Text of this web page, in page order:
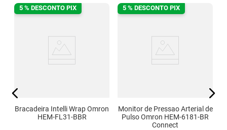
5 % DESCONTO PIX
Bracadeira Intelli Wrap Omron
HEM-FL31-BBR
5 % DESCONTO PIX
Monitor de Pressao Arterial de
Pulso Omron HEM-6181-BR
Connect